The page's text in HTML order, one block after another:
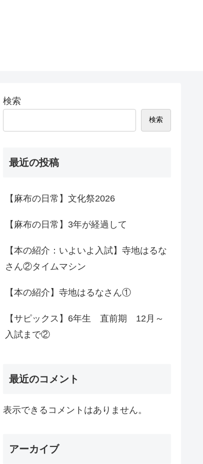
検索
検索
最近の投稿
【麻布の日常】文化祭2026
【麻布の日常】3年が経過して
【本の紹介：いよいよ入試】寺地はるな
さん②タイムマシン
【本の紹介】寺地はるなさん①
【サピックス】6年生 直前期 12月～
入試まで②
最近のコメント
表示できるコメントはありません。
アーカイブ